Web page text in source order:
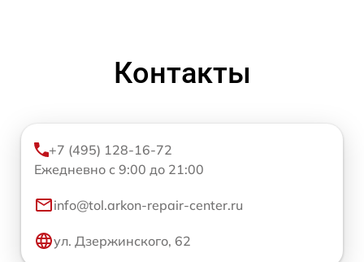
Контакты
+7 (495) 128-16-72
Ежедневно с 9:00 до 21:00
info@tol.arkon-repair-center.ru
ул. Дзержинского, 62